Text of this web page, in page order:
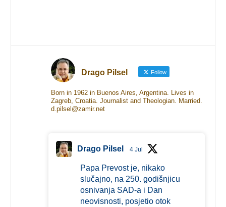
Drago Pilsel Follow
Born in 1962 in Buenos Aires, Argentina. Lives in
Zagreb, Croatia. Journalist and Theologian. Married.
d.pilsel@zamir.net
Drago Pilsel 4 Jul
Papa Prevost je, nikako
slučajno, na 250. godišnjicu
osnivanja SAD-a i Dan
neovisnosti, posjetio otok